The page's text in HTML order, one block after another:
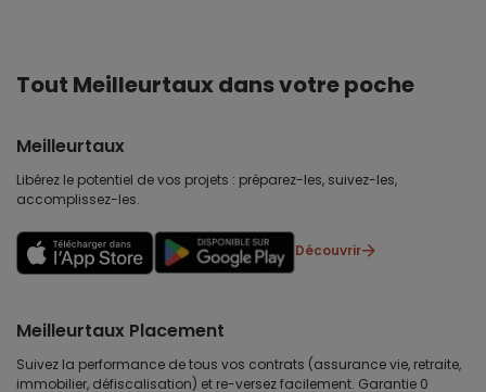
Tout Meilleurtaux dans votre poche
Meilleurtaux
Libérez le potentiel de vos projets : préparez-les, suivez-les,
accomplissez-les.
Découvrir
Meilleurtaux Placement
Suivez la performance de tous vos contrats (assurance vie, retraite,
immobilier, défiscalisation) et re-versez facilement. Garantie 0